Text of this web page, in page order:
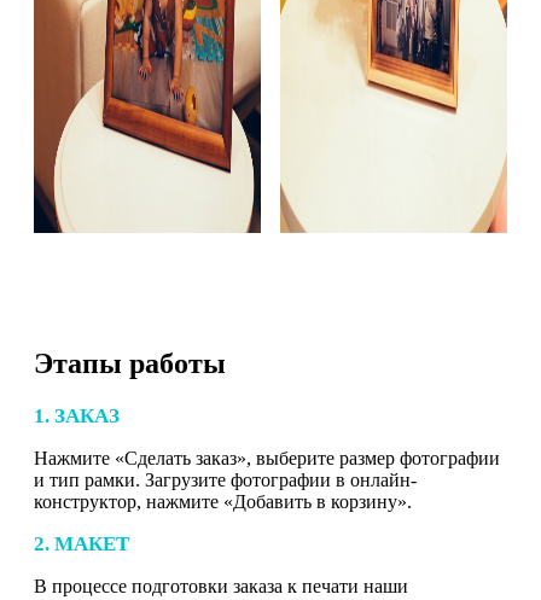
Этапы работы
1. ЗАКАЗ
Нажмите «Сделать заказ», выберите размер фотографии
и тип рамки. Загрузите фотографии в онлайн-
конструктор, нажмите «Добавить в корзину».
2. МАКЕТ
В процессе подготовки заказа к печати наши